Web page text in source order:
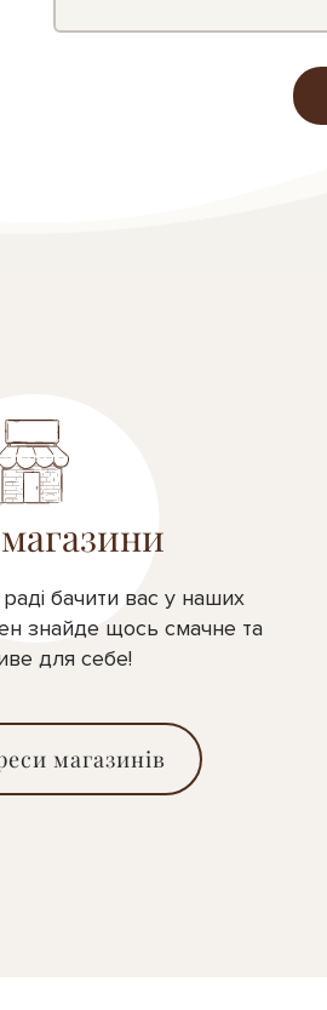
бачити вас у наших
знайде щось смачне та
для себе!
магазинів